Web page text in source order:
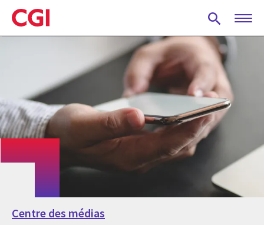
Skip
to
main
Centre des médias